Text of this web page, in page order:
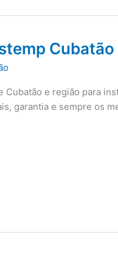
Cubatão
e região para
garantia e sempre os